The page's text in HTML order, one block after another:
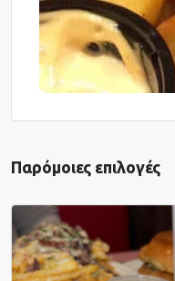
Παρόμοιες επιλογές